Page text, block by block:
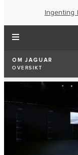
Ingenting
OM JAGUAR
OVERSIKT